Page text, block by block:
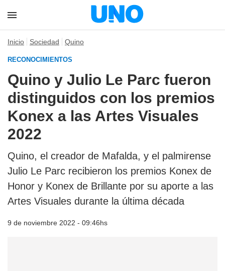
Inicio Sociedad Quino
RECONOCIMIENTOS
Quino y Julio Le Parc fueron
distinguidos con los premios
Konex a las Artes Visuales
2022
Quino, el creador de Mafalda, y el palmirense
Julio Le Parc recibieron los premios Konex de
Honor y Konex de Brillante por su aporte a las
Artes Visuales durante la última década
9 de noviembre 2022 - 09:46hs